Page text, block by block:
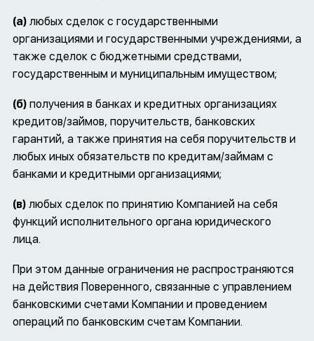
(а) любых сделок с государственными
организациями и государственными учреждениями, а
также сделок с бюджетными средствами,
государственным и муниципальным имуществом;
(б) получения в банках и кредитных организациях
кредитов/займов, поручительств, банковских
гарантий, а также принятия на себя поручительств и
любых иных обязательств по кредитам/займам с
банками и кредитными организациями;
(в) любых сделок по принятию Компанией на себя
функций исполнительного органа юридического
лица.
При этом данные ограничения не распространяются
на действия Поверенного, связанные с управлением
банковскими счетами Компании и проведением
операций по банковским счетам Компании.